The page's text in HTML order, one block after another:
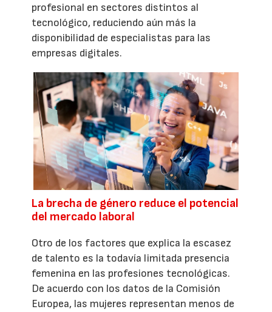
profesional en sectores distintos al
tecnológico, reduciendo aún más la
disponibilidad de especialistas para las
empresas digitales.
La brecha de género reduce el potencial
del mercado laboral
Otro de los factores que explica la escasez
de talento es la todavía limitada presencia
femenina en las profesiones tecnológicas.
De acuerdo con los datos de la Comisión
Europea, las mujeres representan menos de